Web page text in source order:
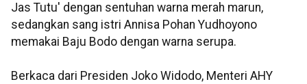
Jas Tutu' dengan sentuhan warna merah marun,
sedangkan sang istri Annisa Pohan Yudhoyono
memakai Baju Bodo dengan warna serupa.
Berkaca dari Presiden Joko Widodo, Menteri AHY